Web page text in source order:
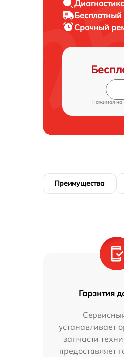
Бесплатный
Срочный
Нажимая на
Преимущества
Гарантия
устанавливает
запчасти
предоставляет